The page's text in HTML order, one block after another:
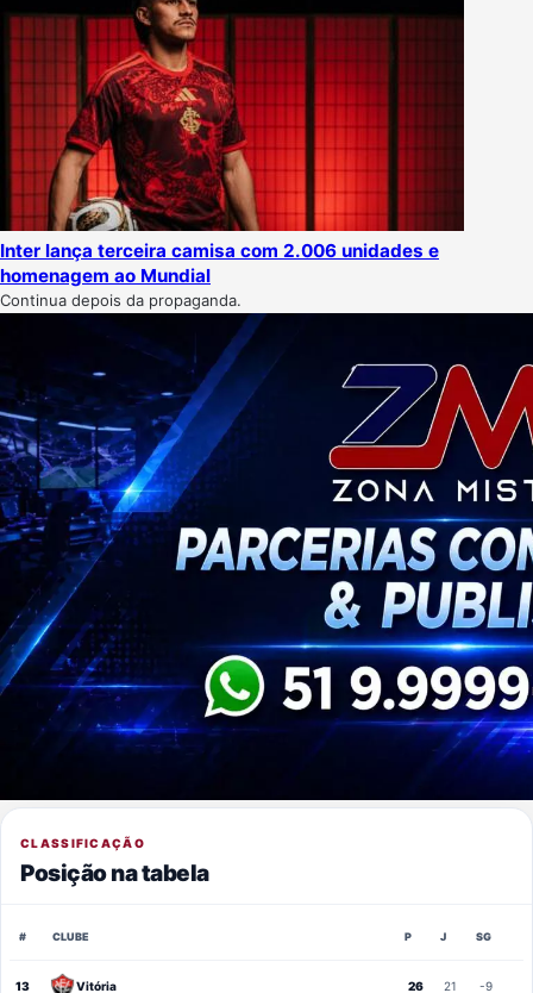
Inter lança terceira camisa com 2.006 unidades e
homenagem ao Mundial
Continua depois da propaganda.
CLASSIFICAÇÃO
Posição na tabela
# CLUBE P J SG
13 Vitória 26 21 -9